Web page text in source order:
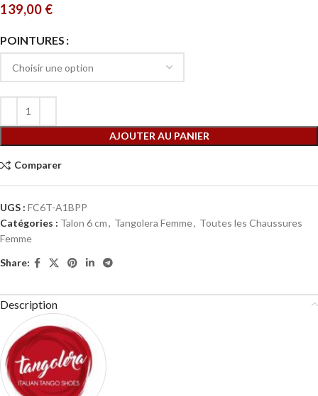
139,00 €
POINTURES
AJOUTER AU PANIER
Comparer
UGS : FC6T-A1BPP
Catégories : Talon 6 cm, Tangolera Femme, Toutes les Chaussures
Femme
Share:
Description